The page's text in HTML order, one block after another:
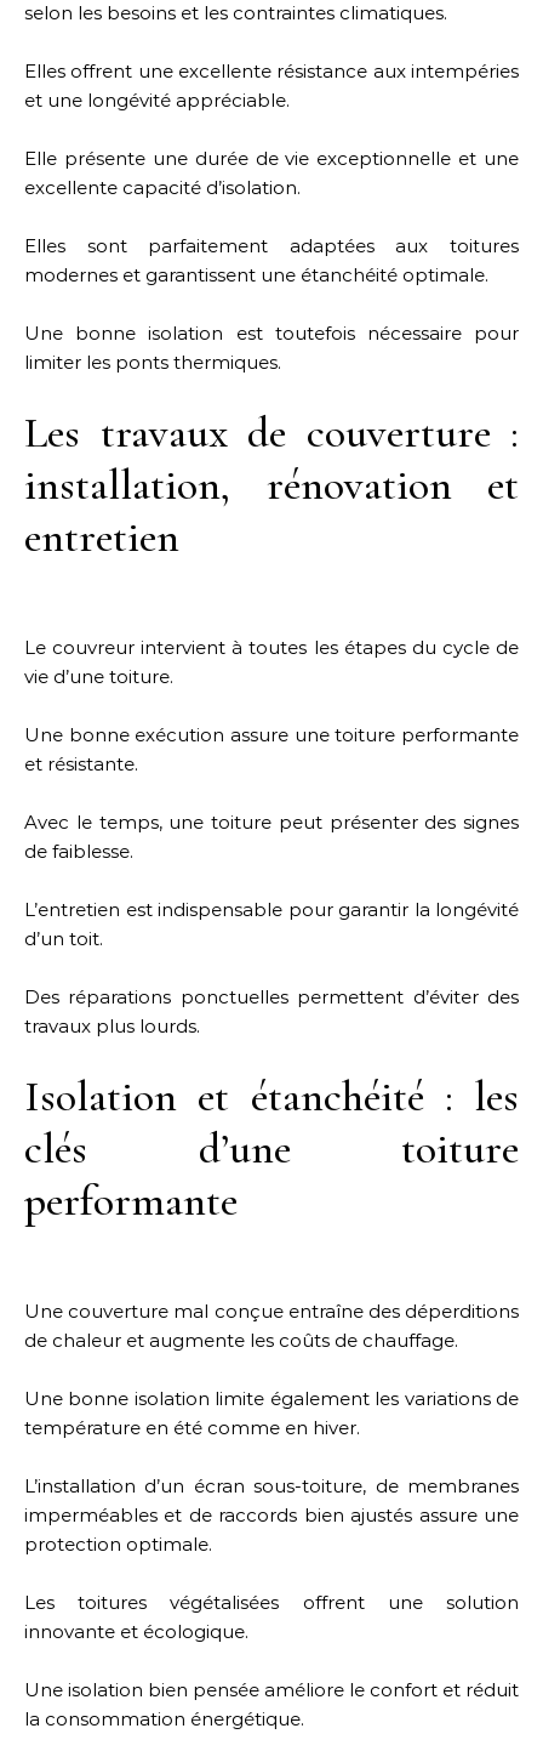
selon les besoins et les contraintes climatiques.
Elles offrent une excellente résistance aux intempéries
et une longévité appréciable.
Elle présente une durée de vie exceptionnelle et une
excellente capacité d’isolation.
Elles sont parfaitement adaptées aux toitures
modernes et garantissent une étanchéité optimale.
Une bonne isolation est toutefois nécessaire pour
limiter les ponts thermiques.
Les travaux de couverture :
installation, rénovation et
entretien
Le couvreur intervient à toutes les étapes du cycle de
vie d’une toiture.
Une bonne exécution assure une toiture performante
et résistante.
Avec le temps, une toiture peut présenter des signes
de faiblesse.
L’entretien est indispensable pour garantir la longévité
d’un toit.
Des réparations ponctuelles permettent d’éviter des
travaux plus lourds.
Isolation et étanchéité : les
clés d’une toiture
performante
Une couverture mal conçue entraîne des déperditions
de chaleur et augmente les coûts de chauffage.
Une bonne isolation limite également les variations de
température en été comme en hiver.
L’installation d’un écran sous-toiture, de membranes
imperméables et de raccords bien ajustés assure une
protection optimale.
Les toitures végétalisées offrent une solution
innovante et écologique.
Une isolation bien pensée améliore le confort et réduit
la consommation énergétique.